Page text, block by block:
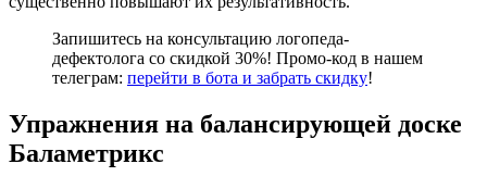
Запишитесь на консультацию логопеда-
дефектолога со скидкой 30%! Промо-код в нашем
телеграм: перейти в бота и забрать скидку!
Упражнения на балансирующей доске
Баламетрикс